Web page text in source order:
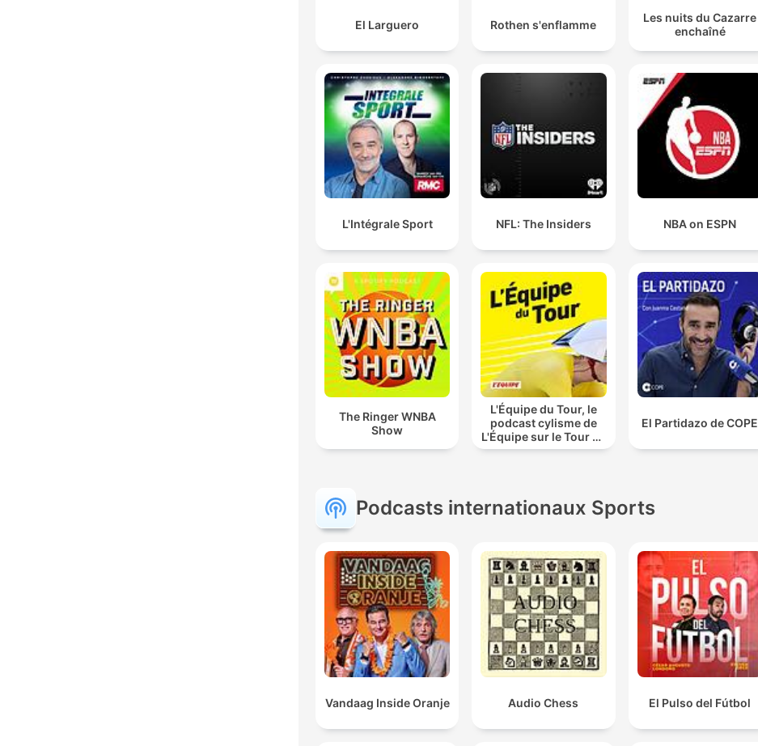
El Larguero Rothen s'enflamme
Les nuits du Cazarre
enchaîné
L'Intégrale Sport NFL: The Insiders NBA on ESPN
The Ringer WNBA
Show
L'Équipe du Tour, le
podcast cylisme de
L'Équipe sur le Tour de
France
El Partidazo de COPE
Podcasts internationaux Sports
Vandaag Inside Oranje Audio Chess El Pulso del Fútbol